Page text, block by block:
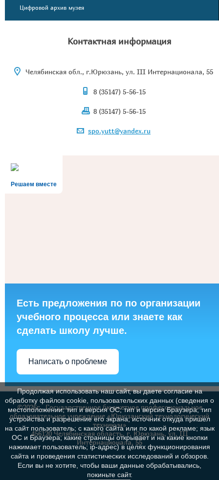
Цифровой архив музея
Контактная информация
Челябинская обл., г.Юрюзань, ул. III Интернационала, 55
8 (35147) 5-56-15
8 (35147) 5-56-15
spo.yutt@yandex.ru
Решаем вместе
Есть предложения по по организации
учебного процесса или знаете как
сделать школу лучше.
Написать о проблеме
©2026г., Государственное бюджетное профессиональное
образовательное учреждение «Юрюзанский технологический
техникум»
456120 Челябинская область, г. Юрюзань, ул. III
Интернационала, 55
Продолжая использовать наш сайт, вы даете согласие на
обработку файлов cookie, пользовательских данных (сведения о
местоположении; тип и версия ОС; тип и версия Браузера; тип
устройства и разрешение его экрана; источник откуда пришел
на сайт пользователь; с какого сайта или по какой рекламе; язык
ОС и Браузера; какие страницы открывает и на какие кнопки
нажимает пользователь; ip-адрес) в целях функционирования
сайта и проведения статистических исследований и обзоров.
Если вы не хотите, чтобы ваши данные обрабатывались,
покиньте сайт.